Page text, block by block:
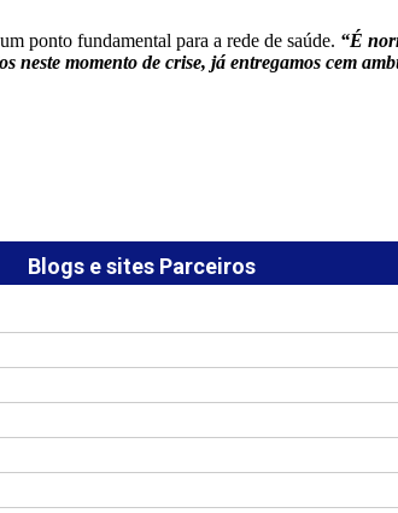
ponto fundamental para a rede de saúde. “É
momento de crise, já entregamos cem
Blogs e sites Parceiros